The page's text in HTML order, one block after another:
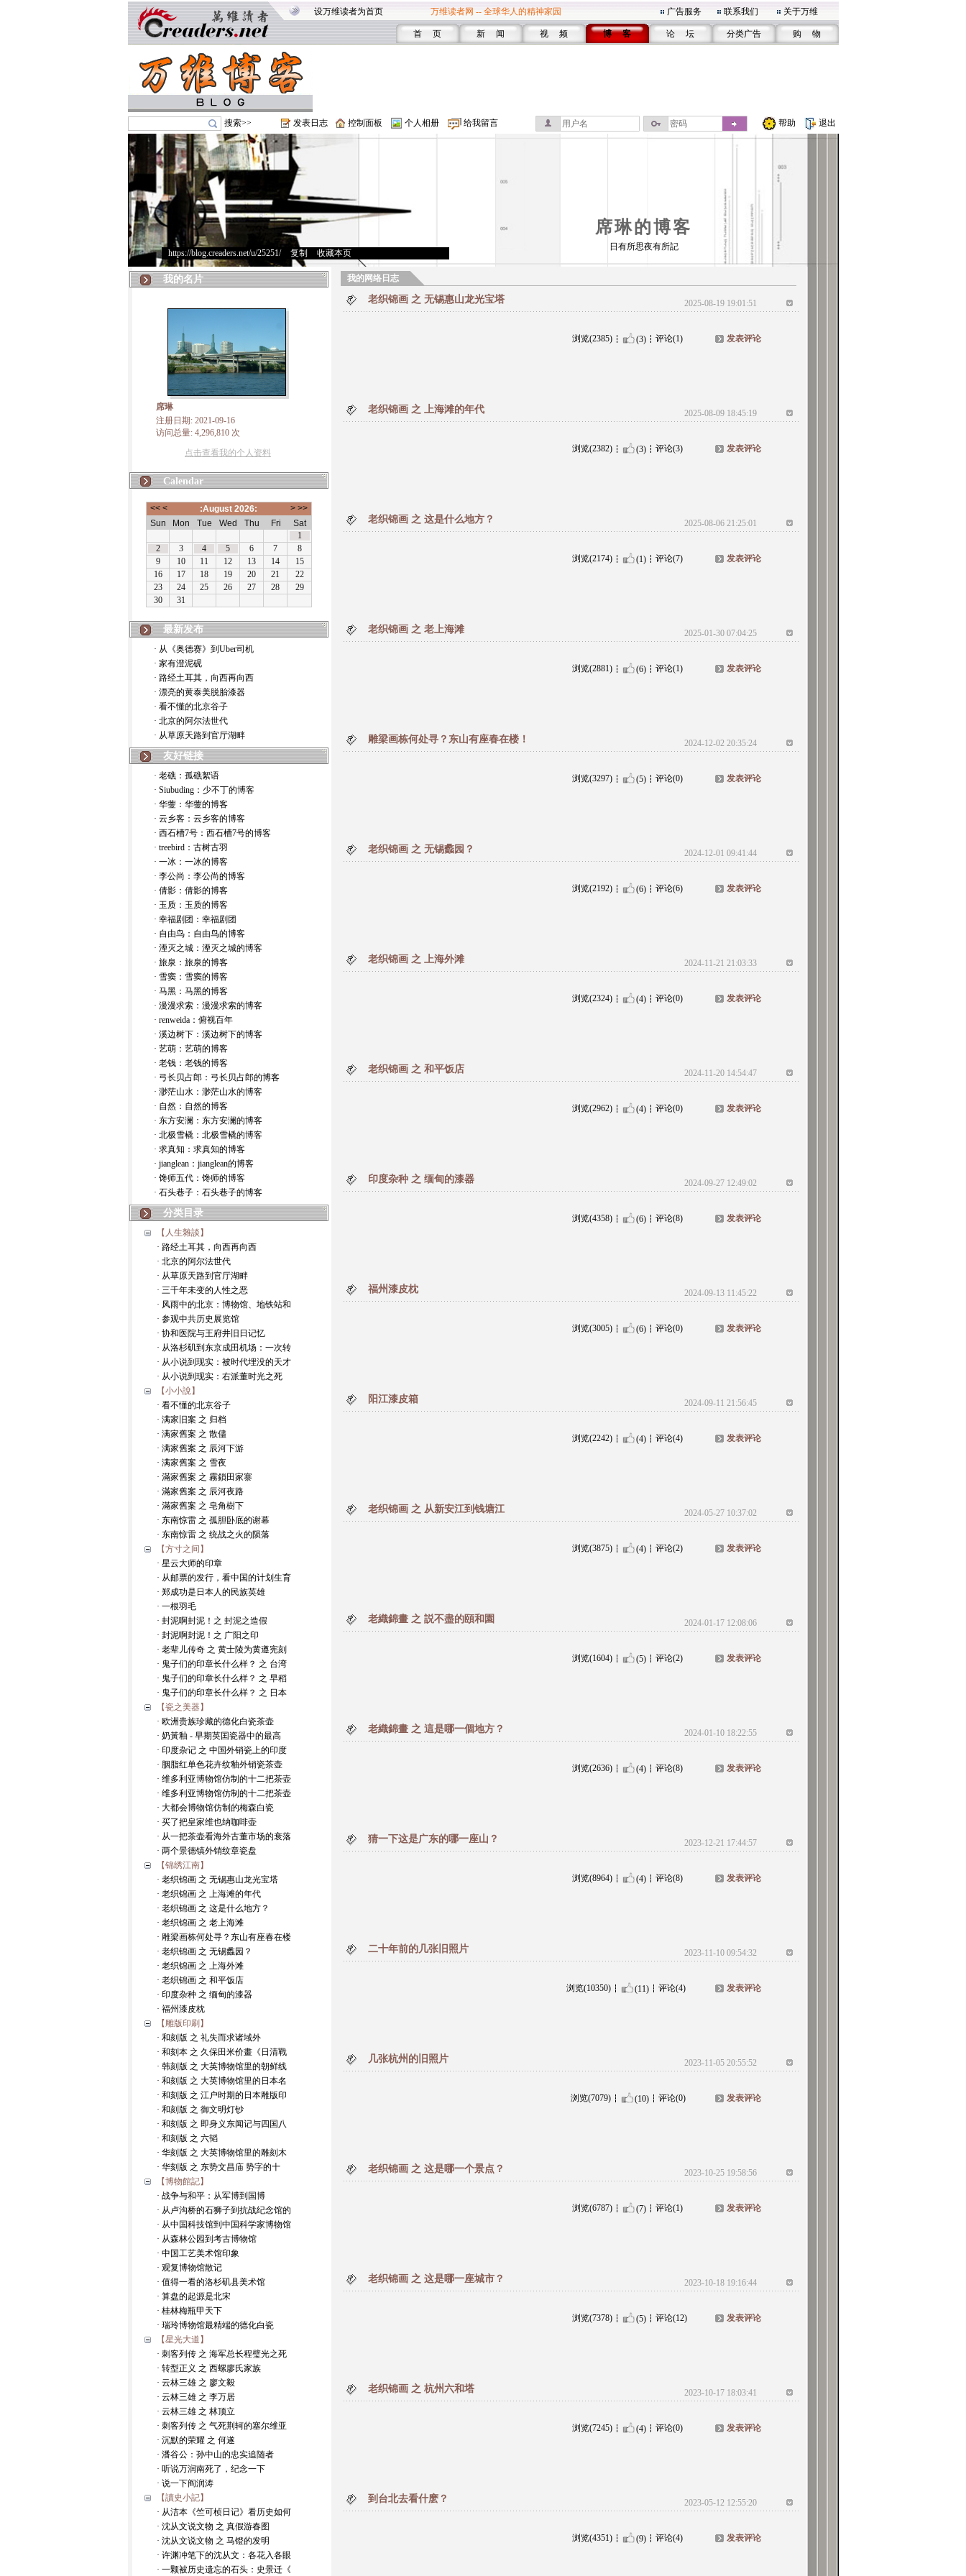
设万维读者为首页 万维读者网 -- 全球华人的精神家园 广告服务 联系我们 关于万维
首 页 新 闻 视 频 博 客 论 坛 分类广告 购 物
搜索>> 发表日志 控制面板 个人相册 给我留言 帮助 退出
席琳的博客
https://blog.creaders.net/u/25251/> 复制 收藏本页
日有所思夜有所記
我的名片
席琳
注册日期: 2021-09-16
访问总量: 4,296,810 次
点击查看我的个人资料
Calendar
最新发布
· 从《奥德赛》到Uber司机
· 家有澄泥砚
· 路经土耳其，向西再向西
· 漂亮的黄泰美脱胎漆器
· 看不懂的北京谷子
· 北京的阿尔法世代
· 从草原天路到官厅湖畔
友好链接
· 老礁：孤礁絮语
· Siubuding：少不丁的博客
· 华蓥：华蓥的博客
· 云乡客：云乡客的博客
· 西石槽7号：西石槽7号的博客
· treebird：古树古羽
· 一冰：一冰的博客
· 李公尚：李公尚的博客
· 倩影：倩影的博客
· 玉质：玉质的博客
· 幸福剧团：幸福剧团
· 自由鸟：自由鸟的博客
· 湮灭之城：湮灭之城的博客
· 旅泉：旅泉的博客
· 雪窦：雪窦的博客
· 马黑：马黑的博客
· 漫漫求索：漫漫求索的博客
· renweida：俯视百年
· 溪边树下：溪边树下的博客
· 艺萌：艺萌的博客
· 老钱：老钱的博客
· 弓长贝占郎：弓长贝占郎的博客
· 渺茫山水：渺茫山水的博客
· 自然：自然的博客
· 东方安澜：东方安澜的博客
· 北极雪橇：北极雪橇的博客
· 求真知：求真知的博客
· jianglean：jianglean的博客
· 馋师五代：馋师的博客
· 石头巷子：石头巷子的博客
分类目录
【人生雜談】
· 路经土耳其，向西再向西
· 北京的阿尔法世代
· 从草原天路到官厅湖畔
· 三千年未变的人性之恶
· 风雨中的北京：博物馆、地铁站和
· 参观中共历史展览馆
· 协和医院与王府井旧日记忆
· 从洛杉矶到东京成田机场：一次转
· 从小说到现实：被时代埋没的天才
· 从小说到现实：右派董时光之死
【小小說】
· 看不懂的北京谷子
· 满家旧案 之 归档
· 满家舊案 之 散儘
· 满家舊案 之 辰河下游
· 满家舊案 之 雪夜
· 滿家舊案 之 霧鎖田家寨
· 滿家舊案 之 辰河夜路
· 滿家舊案 之 皂角樹下
· 东南惊雷 之 孤胆卧底的谢幕
· 东南惊雷 之 统战之火的陨落
【方寸之间】
· 星云大师的印章
· 从邮票的发行，看中国的计划生育
· 郑成功是日本人的民族英雄
· 一根羽毛
· 封泥啊封泥！之 封泥之造假
· 封泥啊封泥！之 广阳之印
· 老辈儿传奇 之 黄士陵为黄遵宪刻
· 鬼子们的印章长什么样？ 之 台湾
· 鬼子们的印章长什么样？ 之 早稻
· 鬼子们的印章长什么样？ 之 日本
【瓷之美器】
· 欧洲贵族珍藏的德化白瓷茶壶
· 奶黃釉 - 早期英囯瓷器中的最高
· 印度杂记 之 中国外销瓷上的印度
· 胭脂红单色花卉纹釉外销瓷茶壶
· 维多利亚博物馆仿制的十二把茶壶
· 维多利亚博物馆仿制的十二把茶壶
· 大都会博物馆仿制的梅森白瓷
· 买了把皇家维也纳咖啡壶
· 从一把茶壶看海外古董市场的衰落
· 两个景德镇外销纹章瓷盘
【锦绣江南】
· 老织锦画 之 无锡惠山龙光宝塔
· 老织锦画 之 上海滩的年代
· 老织锦画 之 这是什么地方？
· 老织锦画 之 老上海滩
· 雕梁画栋何处寻？东山有座春在楼
· 老织锦画 之 无锡蠡园？
· 老织锦画 之 上海外滩
· 老织锦画 之 和平饭店
· 印度杂种 之 缅甸的漆器
· 福州漆皮枕
【雕版印刷】
· 和刻版 之 礼失而求诸域外
· 和刻本 之 久保田米价畫《日清戰
· 韩刻版 之 大英博物馆里的朝鲜线
· 和刻版 之 大英博物馆里的日本名
· 和刻版 之 江户时期的日本雕版印
· 和刻版 之 御文明灯钞
· 和刻版 之 即身义东闻记与四国八
· 和刻版 之 六韬
· 华刻版 之 大英博物馆里的雕刻木
· 华刻版 之 东势文昌庙 势字的十
【博物館記】
· 战争与和平：从军博到国博
· 从卢沟桥的石狮子到抗战纪念馆的
· 从中国科技馆到中国科学家博物馆
· 从森林公园到考古博物馆
· 中国工艺美术馆印象
· 观复博物馆散记
· 值得一看的洛杉矶县美术馆
· 算盘的起源是北宋
· 桂林梅瓶甲天下
· 瑞玲博物馆最精端的德化白瓷
【星光大道】
· 刺客列传 之 海军总长程璧光之死
· 转型正义 之 西螺廖氏家族
· 云林三雄 之 廖文毅
· 云林三雄 之 李万居
· 云林三雄 之 林顶立
· 刺客列传 之 气死荆轲的塞尔维亚
· 沉默的荣耀 之 何遂
· 潘谷公：孙中山的忠实追随者
· 听说万润南死了，纪念一下
· 说一下阎润涛
【讀史小記】
· 从洁本《竺可桢日记》看历史如何
· 沈从文说文物 之 真假游春图
· 沈从文说文物 之 马镫的发明
· 许渊冲笔下的沈从文：各花入各眼
· 一颗被历史遗忘的石头：史景迁《
我的网络日志
老织锦画 之 无锡惠山龙光宝塔 2025-08-19 19:01:51
浏览(2385) (3) 评论(1) 发表评论
老织锦画 之 上海滩的年代 2025-08-09 18:45:19
浏览(2382) (3) 评论(3) 发表评论
老织锦画 之 这是什么地方？ 2025-08-06 21:25:01
浏览(2174) (1) 评论(7) 发表评论
老织锦画 之 老上海滩 2025-01-30 07:04:25
浏览(2881) (6) 评论(1) 发表评论
雕梁画栋何处寻？东山有座春在楼！ 2024-12-02 20:35:24
浏览(3297) (5) 评论(0) 发表评论
老织锦画 之 无锡蠡园？ 2024-12-01 09:41:44
浏览(2192) (6) 评论(6) 发表评论
老织锦画 之 上海外滩 2024-11-21 21:03:33
浏览(2324) (4) 评论(0) 发表评论
老织锦画 之 和平饭店 2024-11-20 14:54:47
浏览(2962) (4) 评论(0) 发表评论
印度杂种 之 缅甸的漆器 2024-09-27 12:49:02
浏览(4358) (6) 评论(8) 发表评论
福州漆皮枕 2024-09-13 11:45:22
浏览(3005) (6) 评论(0) 发表评论
阳江漆皮箱 2024-09-11 21:56:45
浏览(2242) (4) 评论(4) 发表评论
老织锦画 之 从新安江到钱塘江 2024-05-27 10:37:02
浏览(3875) (4) 评论(2) 发表评论
老織錦畫 之 説不盡的頤和園 2024-01-17 12:08:06
浏览(1604) (5) 评论(2) 发表评论
老織錦畫 之 這是哪一個地方？ 2024-01-10 18:22:55
浏览(2636) (4) 评论(8) 发表评论
猜一下这是广东的哪一座山？ 2023-12-21 17:44:57
浏览(8964) (4) 评论(8) 发表评论
二十年前的几张旧照片 2023-11-10 09:54:32
浏览(10350) (11) 评论(4) 发表评论
几张杭州的旧照片 2023-11-05 20:55:52
浏览(7079) (10) 评论(0) 发表评论
老织锦画 之 这是哪一个景点？ 2023-10-25 19:58:56
浏览(6787) (7) 评论(1) 发表评论
老织锦画 之 这是哪一座城市？ 2023-10-18 19:16:44
浏览(7378) (5) 评论(12) 发表评论
老织锦画 之 杭州六和塔 2023-10-17 18:03:41
浏览(7245) (4) 评论(0) 发表评论
到台北去看什麽？ 2023-05-12 12:55:20
浏览(4351) (9) 评论(4) 发表评论